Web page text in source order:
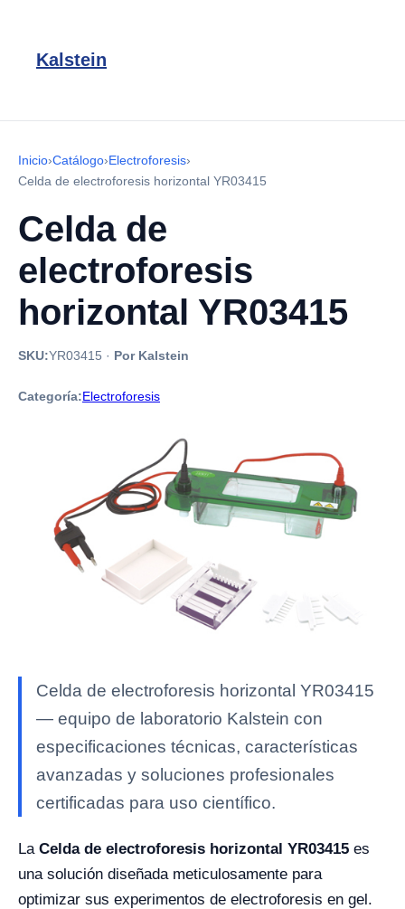
Kalstein
Inicio›Catálogo›Electroforesis›
Celda de electroforesis horizontal YR03415
Celda de
electroforesis
horizontal YR03415
SKU:YR03415 · Por Kalstein
Categoría:Electroforesis
Celda de electroforesis horizontal YR03415
— equipo de laboratorio Kalstein con
especificaciones técnicas, características
avanzadas y soluciones profesionales
certificadas para uso científico.
La Celda de electroforesis horizontal YR03415 es
una solución diseñada meticulosamente para
optimizar sus experimentos de electroforesis en gel.